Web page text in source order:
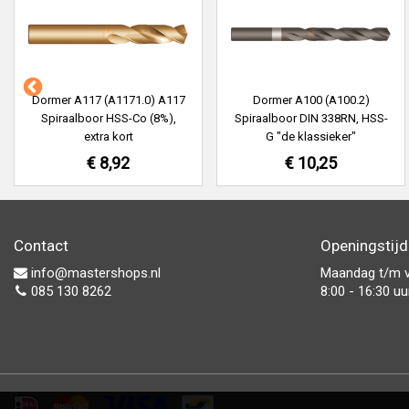
Dormer A117 (A1171.0) A117
Spiraalboor HSS-Co (8%),
extra kort
€ 8,92
Dormer A100 (A100.2)
Spiraalboor DIN 338RN, HSS-
G "de klassieker"
€ 10,25
Contact
info@mastershops.nl
085 130 8262
Maandag t/m
8:00 - 16:30